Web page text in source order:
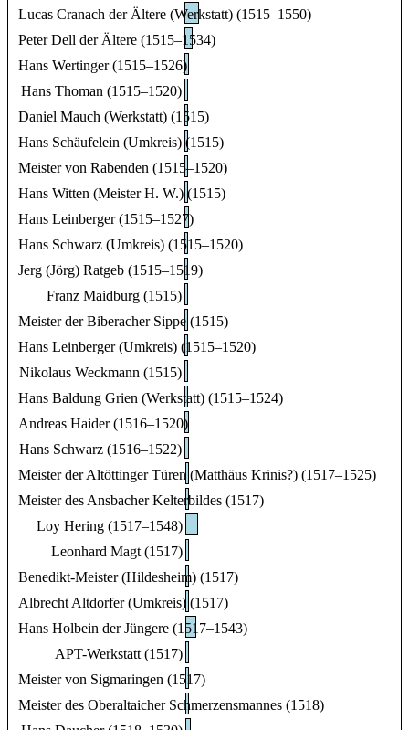
Lucas Cranach der Ältere (Werkstatt) (1515–1550)
Peter Dell der Ältere (1515–1534)
Hans Wertinger (1515–1526)
Hans Thoman (1515–1520)
Daniel Mauch (Werkstatt) (1515)
Hans Schäufelein (Umkreis) (1515)
Meister von Rabenden (1515–1520)
Hans Witten (Meister H. W.) (1515)
Hans Leinberger (1515–1527)
Hans Schwarz (Umkreis) (1515–1520)
Jerg (Jörg) Ratgeb (1515–1519)
Franz Maidburg (1515)
Meister der Biberacher Sippe (1515)
Hans Leinberger (Umkreis) (1515–1520)
Nikolaus Weckmann (1515)
Hans Baldung Grien (Werkstatt) (1515–1524)
Andreas Haider (1516–1520)
Hans Schwarz (1516–1522)
Meister der Altöttinger Türen (Matthäus Krinis?) (1517–1525)
Meister des Ansbacher Kelterbildes (1517)
Loy Hering (1517–1548)
Leonhard Magt (1517)
Benedikt-Meister (Hildesheim) (1517)
Albrecht Altdorfer (Umkreis) (1517)
Hans Holbein der Jüngere (1517–1543)
APT-Werkstatt (1517)
Meister von Sigmaringen (1517)
Meister des Oberaltaicher Schmerzensmannes (1518)